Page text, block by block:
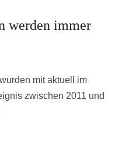
werden immer
mit aktuell im
zwischen 2011 und